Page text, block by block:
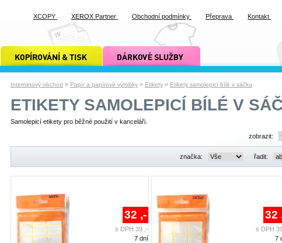
Internetový obchod » Papír a papírové výrobky » Etikety » Etikety samolepicí bílé v sáčku
ETIKETY SAMOLEPICÍ BÍLÉ V
Samolepicí etikety pro běžné použití v kanceláři.
zobrazit:
značka: řadit:
32 ,-
s DPH 39 ,-
7 dní
32
s DPH
7
kopírování a tisk xcopy dárkové služby xcopy
XCOPY XEROX Partner Obchodní podmínky Přeprava Kontakt